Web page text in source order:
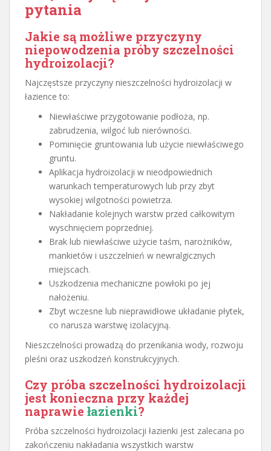
pytania
Jakie są możliwe przyczyny
niepowodzenia próby szczelności
hydroizolacji?
Najczęstsze przyczyny nieszczelności hydroizolacji w
łazience to:
Niewłaściwe przygotowanie podłoża, np.
zabrudzenia, wilgoć lub nierówności.
Pominięcie gruntowania lub użycie niewłaściwego
gruntu.
Aplikacja hydroizolacji w nieodpowiednich
warunkach temperaturowych lub przy zbyt
wysokiej wilgotności powietrza.
Nakładanie kolejnych warstw przed całkowitym
wyschnięciem poprzedniej.
Brak lub niewłaściwe użycie taśm, narożników,
mankietów i uszczelnień w newralgicznych
miejscach.
Uszkodzenia mechaniczne powłoki po jej
nałożeniu.
Zbyt wczesne lub nieprawidłowe układanie płytek,
co narusza warstwę izolacyjną.
Nieszczelności prowadzą do przenikania wody, rozwoju
pleśni oraz uszkodzeń konstrukcyjnych.
Czy próba szczelności hydroizolacji
jest konieczna przy każdej
naprawie łazienki?
Próba szczelności hydroizolacji łazienki jest zalecana po
zakończeniu nakładania wszystkich warstw